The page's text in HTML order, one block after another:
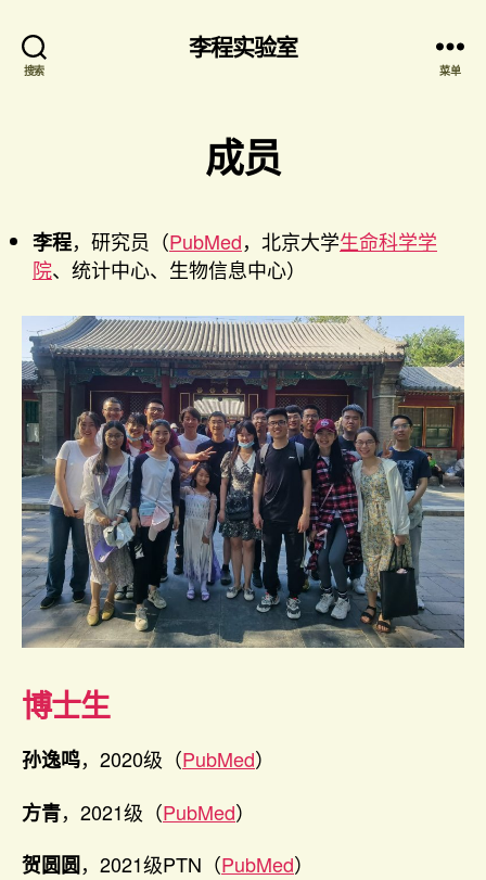
搜索
李程实验室
菜单
成员
李程，研究员（PubMed，北京大学生命科学学
院、统计中心、生物信息中心）
博士生
孙逸鸣，2020级（PubMed）
方青，2021级（PubMed）
贺圆圆，2021级PTN（PubMed）